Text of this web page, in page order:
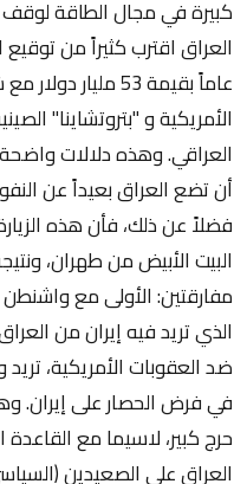
كبيرة في مجال الطاقة لوقف
عاماً بقيمة 53
الأمريكية و "بتروتشاينا"
العراقي. وهذه دلالات
أن تضع العراق بعيداً عن
فضلاً عن ذلك، فأن هذه
البيت الأبيض من طهران،
مفارقتين: الأولى مع
الذي تريد فيه إيران من
ضد العقوبات الأمريكية،
في فرض الحصار على إيران.
حرج كبير، لاسيما مع
العراق على الصعيدين